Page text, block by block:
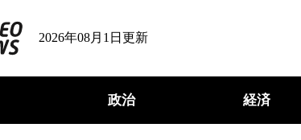
2026年08月1日更新
政治 経済